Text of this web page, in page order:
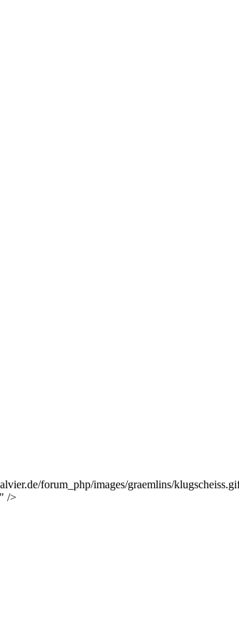
forum_php/images/graemlins/
/>